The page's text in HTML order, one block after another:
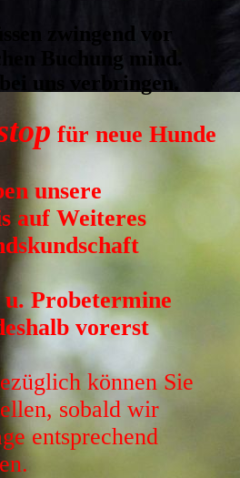
zwingend vor
Buchung mind.
uns verbringen.
für neue Hunde
unsere
auf Weiteres
u. Probetermine
vorerst
können Sie
sobald wir
entsprechend